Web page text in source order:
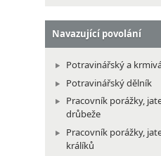
Navazující povolání
Potravinářský a
Potravinářský dělník
Pracovník porážky,
drůbeže
Pracovník porážky,
králíků